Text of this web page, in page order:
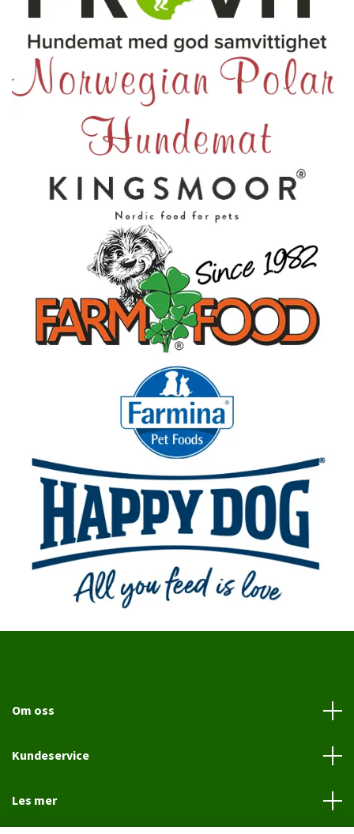
Om oss
Kundeservice
Les mer